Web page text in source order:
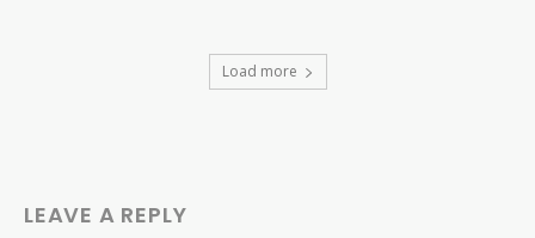
Load more
LEAVE A REPLY